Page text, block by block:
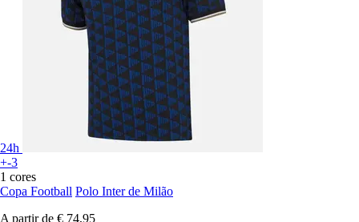
24h
+-3
1 cores
Copa Football Polo Inter de Milão
A partir de € 74,95